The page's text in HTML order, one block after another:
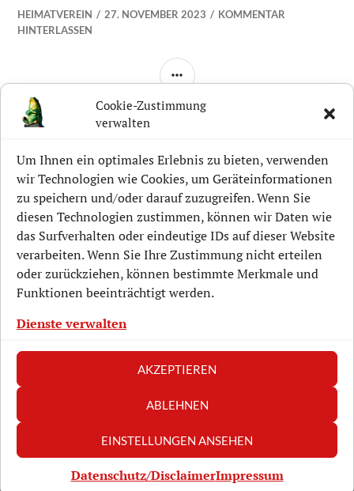
Cookie-Zustimmung
verwalten
Um Ihnen ein optimales Erlebnis zu bieten, verwenden
wir Technologien wie Cookies, um Geräteinformationen
zu speichern und/oder darauf zuzugreifen. Wenn Sie
diesen Technologien zustimmen, können wir Daten wie
das Surfverhalten oder eindeutige IDs auf dieser Website
verarbeiten. Wenn Sie Ihre Zustimmung nicht erteilen
oder zurückziehen, können bestimmte Merkmale und
Funktionen beeinträchtigt werden.
Dienste verwalten
AKZEPTIEREN
ABLEHNEN
EINSTELLUNGEN ANSEHEN
Datenschutz/DisclaimerImpressum
HEIMATVEREIN 27. NOVEMBER 2023
KOMMENTAR
HINTERLASSEN
SEITENLEISTE
Aktuelle Projekte
Lockwitz-Geschichte
Mitmachen
Unterstützen
Veranstaltungen
Verein
Datenschutz/Disclaimer
Impressum